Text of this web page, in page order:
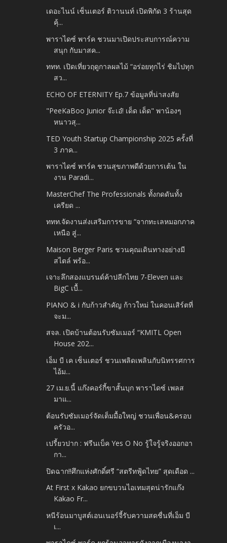
เดอะไนน์ เซ็นเตอร์ ติวานนท์ เปิดพิกัด 3 ร้านสุด
คุ้...
พาราไดซ์ พาร์ค ชวนมาเปิดประสบการณ์ความ
สนุก กับมาสค...
ททท. เปิดเที่ยวฤดูกาลผลไม้ “อร่อยทุกไร่ ชิมไปทุก
สว...
ECHO OF ETERNITY Ep.7 ข้อมูลที่น่าสงสัย
"PeeKaBoo Junior จ๊ะเอ๋! เด็ด เด็ด" พาน้องๆ
หนาวสุ...
TED Youth Startup Championship 2025 ครั้งที่
3 ภาค...
พาราไดซ์ พาร์ค ชวนสุขภาพดีด้วยการเต้น ใน
งาน Paradi...
MasterChef The Professionals ทั้งกดดันทั้ง
เครียด ...
ททท.จัดงานส่งเสริมการขาย “จากทะเลหมอกภาค
เหนือ สู่...
Maison Berger Paris ชวนคุณเดินทางอย่างมี
สไตล์ พร้อ...
เจาะลึกสองแบรนด์ค้าปลีกไทย 7-Eleven และ
BigC เบื้...
PIANO & i กับก้าวสำคัญ ก้าวใหม่ ในคอนเสิร์ตที่
จะม...
สจล. เปิดบ้านต้อนรับซัมเมอร์ “KMITL Open
House 202...
เอ็ม บี เค เซ็นเตอร์ ชวนเพลิดเพลินกับนิทรรศการ
ไอ้ม...
27 เม.ย.นี้ แก๊งคอร์กี้ขาสั้นบุก พาราไดซ์ เพลส
มาแ...
ต้อนรับซัมเมอร์จัดเต็มมื้อใหญ่ ชวนเพื่อน&ครอบ
ครัวอ...
เปรี้ยวปาก : ฟรีนเบ็ค Yes O No รู้ใจรู้จริงออกอา
กา...
ปิดฉาก!!ศึกแห่งศักดิ์ศรี “สตรีทฟู้ดไทย” สุดเดือด ...
At First x Kakao ยกขบวนไอเทมสุดน่ารักแก๊ง
Kakao Fr...
หนีร้อนมาบูสต์เอนเนอร์จี้รับความสดชื่นที่เอ็ม บี
เ...